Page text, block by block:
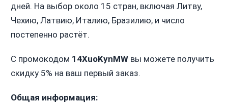
дней. На выбор около 15 стран, включая Литву,
Чехию, Латвию, Италию, Бразилию, и число
постепенно растёт.
С промокодом 14XuoKynMWвы можете получить
скидку 5% на ваш первый заказ.
Общая информация: